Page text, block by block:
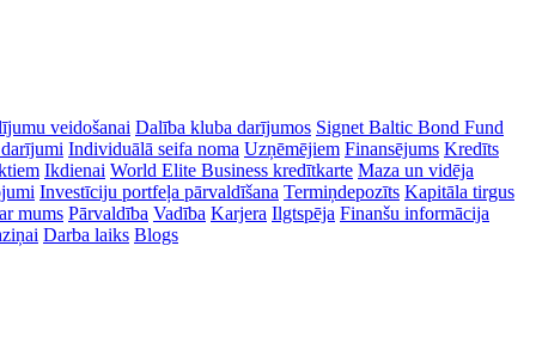
veidošanai Dalība kluba darījumos Signet Baltic Bond Fund
Individuālā seifa noma Uzņēmējiem Finansējums Kredīts
Ikdienai World Elite Business kredītkarte Maza un vidēja
Investīciju portfeļa pārvaldīšana Termiņdepozīts Kapitāla tirgus
mums Pārvaldība Vadība Karjera Ilgtspēja Finanšu informācija
Darba laiks Blogs